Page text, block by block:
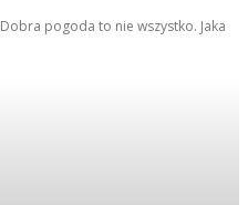
Dobra pogoda to nie wszystko. Jaka